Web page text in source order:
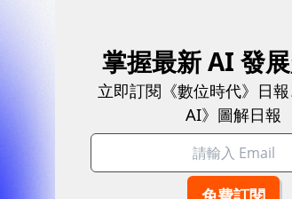
掌握最新 AI 發
立即訂閱《數位時代》日
AI》圖解日報